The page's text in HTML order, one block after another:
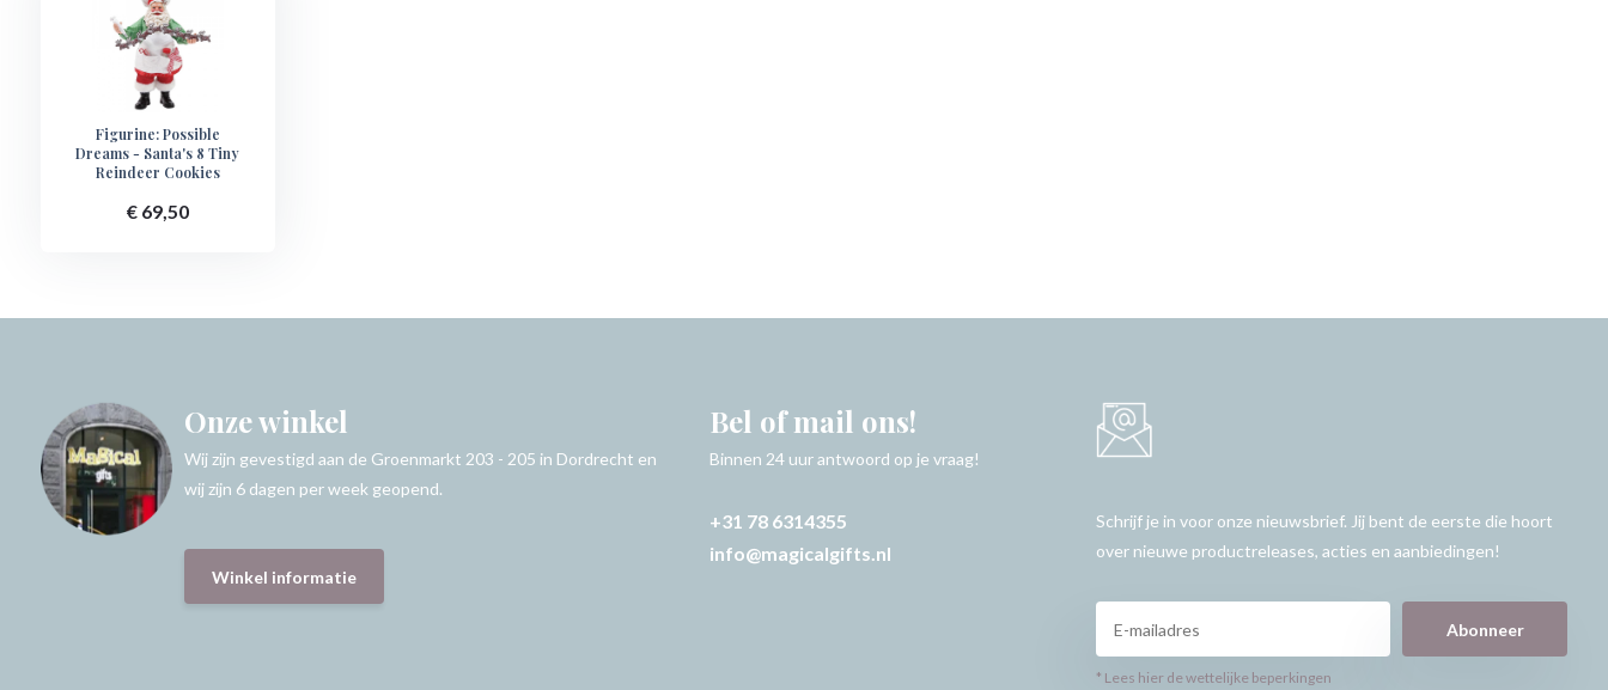
Figurine: Possible
Dreams - Santa's 8 Tiny
Reindeer Cookies
€ 69,50
Onze winkel
Wij zijn gevestigd aan de Groenmarkt 203 - 205 in Dordrecht en
wij zijn 6 dagen per week geopend.
Winkel informatie
Bel of mail ons!
Binnen 24 uur antwoord op je vraag!
+31 78 6314355
info@magicalgifts.nl
Schrijf je in voor onze nieuwsbrief. Jij bent de eerste die hoort
over nieuwe productreleases, acties en aanbiedingen!
Abonneer
* Lees hier de wettelijke beperkingen